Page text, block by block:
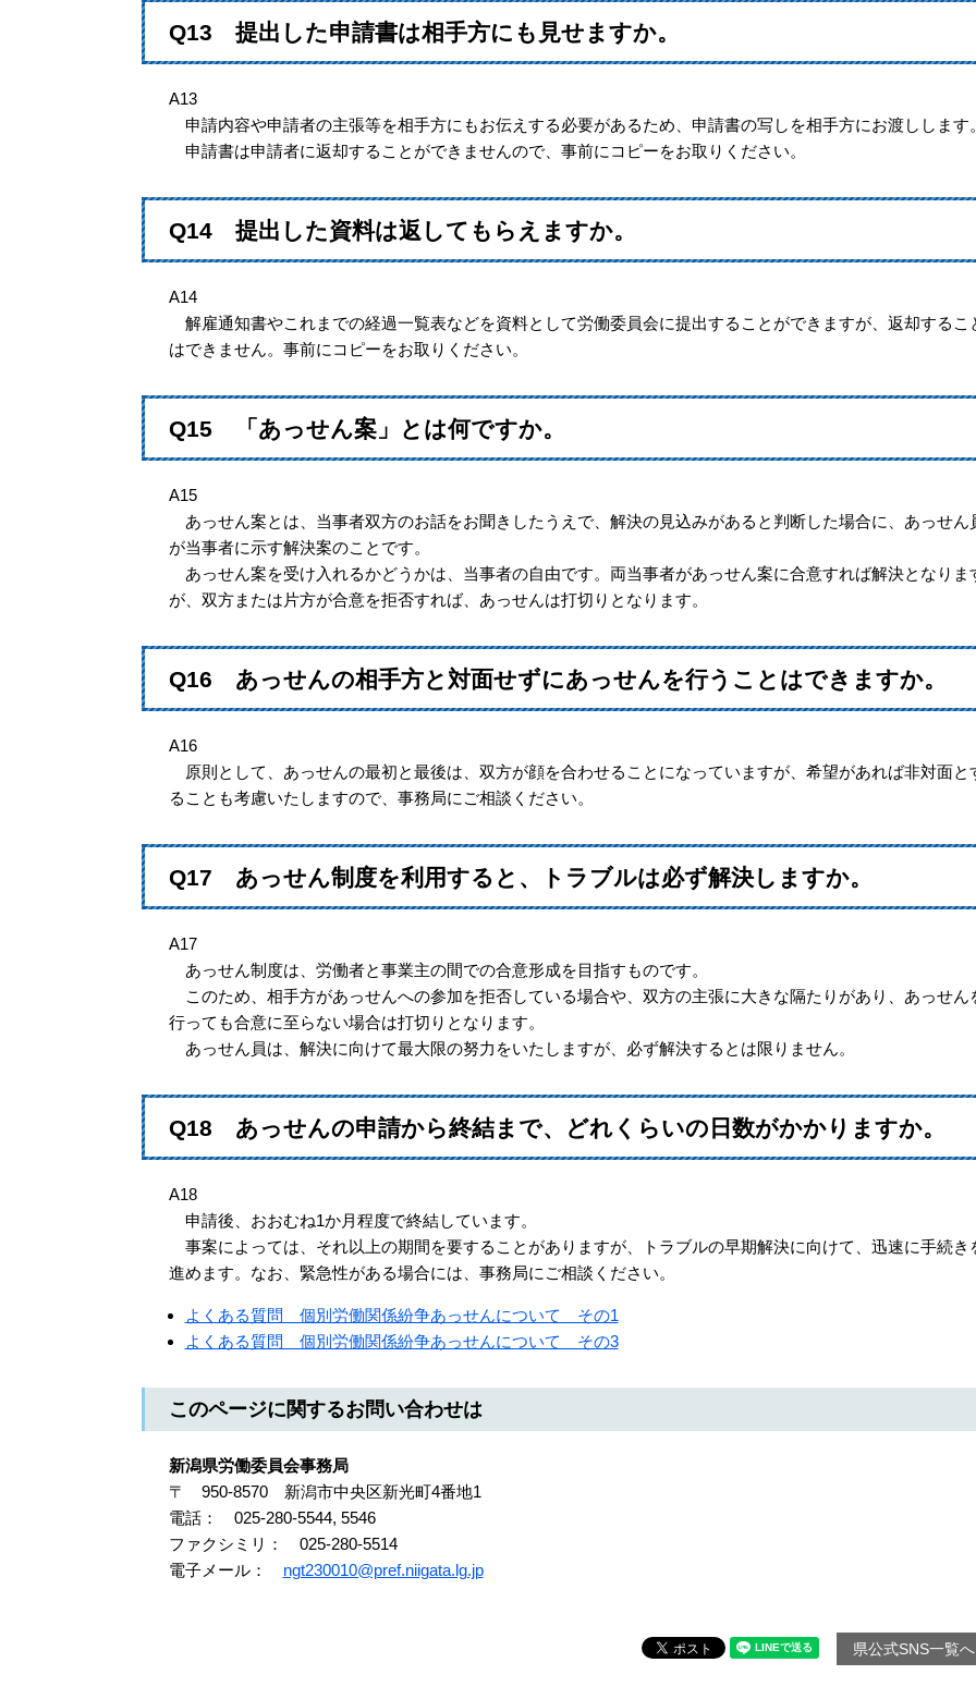
Q13 提出した申請書は相手方にも見せますか。
A13
申請内容や申請者の主張等を相手方にもお伝えする必要があるため、申請書の写しを相手方にお渡しします
申請書は申請者に返却することができませんので、事前にコピーをお取りください。
Q14 提出した資料は返してもらえますか。
A14
解雇通知書やこれまでの経過一覧表などを資料として労働委員会に提出することができますが、返却するこ
はできません。事前にコピーをお取りください。
Q15 「あっせん案」とは何ですか。
A15
あっせん案とは、当事者双方のお話をお聞きしたうえで、解決の見込みがあると判断した場合に、あっせん
が当事者に示す解決案のことです。
あっせん案を受け入れるかどうかは、当事者の自由です。両当事者があっせん案に合意すれば解決となりま
が、双方または片方が合意を拒否すれば、あっせんは打切りとなります。
Q16 あっせんの相手方と対面せずにあっせんを行うことはできますか。
A16
原則として、あっせんの最初と最後は、双方が顔を合わせることになっていますが、希望があれば非対面と
ることも考慮いたしますので、事務局にご相談ください。
Q17 あっせん制度を利用すると、トラブルは必ず解決しますか。
A17
あっせん制度は、労働者と事業主の間での合意形成を目指すものです。
このため、相手方があっせんへの参加を拒否している場合や、双方の主張に大きな隔たりがあり、あっせん
行っても合意に至らない場合は打切りとなります。
あっせん員は、解決に向けて最大限の努力をいたしますが、必ず解決するとは限りません。
Q18 あっせんの申請から終結まで、どれくらいの日数がかかりますか。
A18
申請後、おおむね1か月程度で終結しています。
事案によっては、それ以上の期間を要することがありますが、トラブルの早期解決に向けて、迅速に手続き
進めます。なお、緊急性がある場合には、事務局にご相談ください。
よくある質問 個別労働関係紛争あっせんについて その1
よくある質問 個別労働関係紛争あっせんについて その3
このページに関するお問い合わせは
新潟県労働委員会事務局
〒 950-8570 新潟市中央区新光町4番地1
電話： 025-280-5544, 5546
ファクシミリ： 025-280-5514
電子メール： ngt230010@pref.niigata.lg.jp
県公式SNS一覧へ